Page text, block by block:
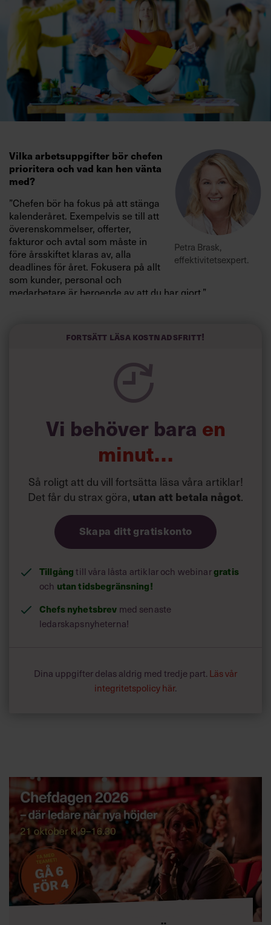
Logga in
Prenumerera
Petra Brask,
effektivitetsexpert.
Vilka arbetsuppgifter bör chefen
prioritera och vad kan hen vänta
med?
”Chefen bör ha fokus på att stänga
kalenderåret. Exempelvis se till att
överenskommelser, offerter,
fakturor och avtal som måste in
före årsskiftet klaras av, alla
deadlines för året. Fokusera på allt
som kunder, personal och
medarbetare är beroende av att du har gjort.”
arbetsliv/privatliv i stressiga tidsperioder som
”Se till att ta hjälp om tiden är knapp för privata och
arbetsrelaterade uppgifter. Låt julen bli en tid för
återhämtning och inte en tid för krav. Diskutera igenom
julledigheten. Prioritera och planera tillsammans och dela
på ansvaret efter var och ens förmåga.”
Fortsätt läsa kostnadsfritt!
Vi behöver bara en
minut…
Så roligt att du vill fortsätta läsa våra artiklar!
Det får du strax göra, utan att betala något.
Skapa ditt gratiskonto
Tillgångtill våra låsta artiklar och webinargratis
och utan tidsbegränsning!
Chefs nyhetsbrev med senaste
ledarskapsnyheterna!
Dina uppgifter delas aldrig med tredje part. Läs vår
integritetspolicy här.